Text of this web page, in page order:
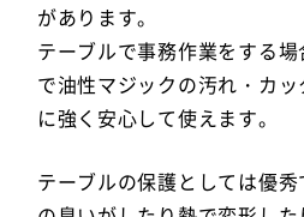
があります。
テーブルで事務作業をする
で油性マジックの汚れ・カ
に強く安心して使えます。
テーブルの保護としては優